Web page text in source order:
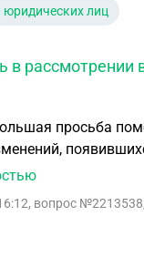
юридических лиц
рассмотрении
просьба
Дело в том, что
органа об
содержащихся
, вопрос